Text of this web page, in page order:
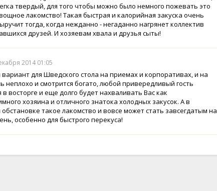
твердый, для того чтобы можно было немного пожевать это
лакомство! Такая быстрая и калорийная закуска очень
тогда, когда нежданно - негаданно нагрянет коллектив
друзей. И хозяевам хвала и друзья сыты!
2014 01:05
для Шведского стола на приемах и корпоративах, и на
неплохо и смотрится богато, любой привередливый гость
в восторге и еще долго будет нахваливать Вас как
хозяина и отличного знатока холодных закусок. А в
такое лакомство и вовсе может стать завсегдатым на
особенно для быстрого перекуса!